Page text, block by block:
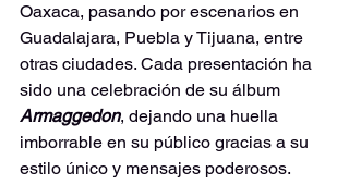
Oaxaca, pasando por escenarios en
Guadalajara, Puebla y Tijuana, entre
otras ciudades. Cada presentación ha
sido una celebración de su álbum
Armaggedon, dejando una huella
imborrable en su público gracias a su
estilo único y mensajes poderosos.